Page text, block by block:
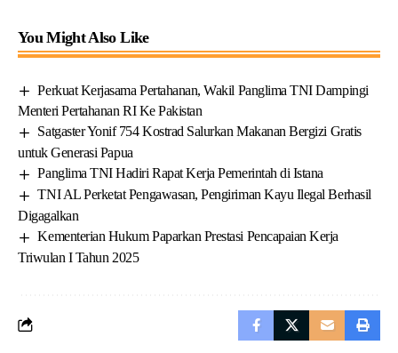
You Might Also Like
Perkuat Kerjasama Pertahanan, Wakil Panglima TNI Dampingi
Menteri Pertahanan RI Ke Pakistan
Satgaster Yonif 754 Kostrad Salurkan Makanan Bergizi Gratis
untuk Generasi Papua
Panglima TNI Hadiri Rapat Kerja Pemerintah di Istana
TNI AL Perketat Pengawasan, Pengiriman Kayu Ilegal Berhasil
Digagalkan
Kementerian Hukum Paparkan Prestasi Pencapaian Kerja
Triwulan I Tahun 2025